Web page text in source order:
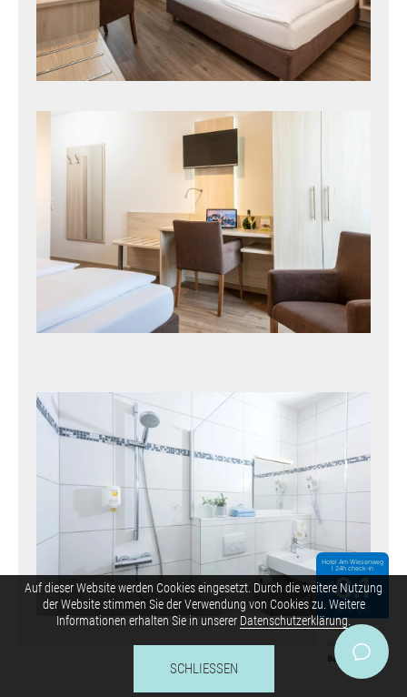
Hotel Am Wiesenweg
l 24h check-in
8.1
Sehr gut
2200 echte
Gästebewertungen
Auf dieser Website werden Cookies eingesetzt. Durch die weitere Nutzung
der Website stimmen Sie der Verwendung von Cookies zu. Weitere
Informationen erhalten Sie in unserer Datenschutzerklärung.
SCHLIESSEN